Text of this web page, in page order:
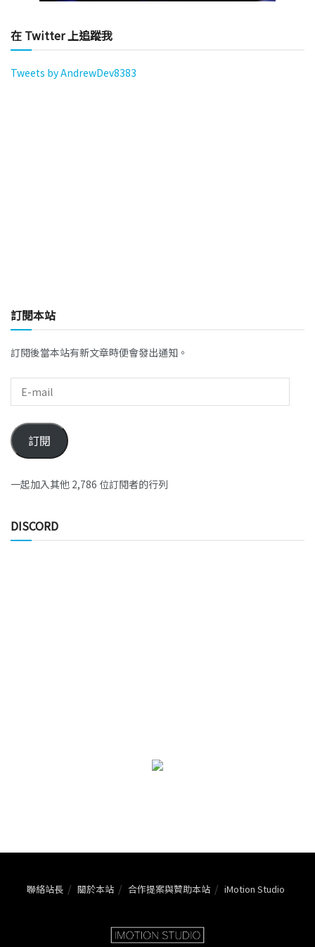
在 Twitter 上追蹤我
Tweets by AndrewDev8383
訂閱本站
訂閱後當本站有新文章時便會發出通知。
訂閱
一起加入其他 2,786 位訂閱者的行列
DISCORD
聯絡站長 關於本站 合作提案與贊助本站 iMotion Studio